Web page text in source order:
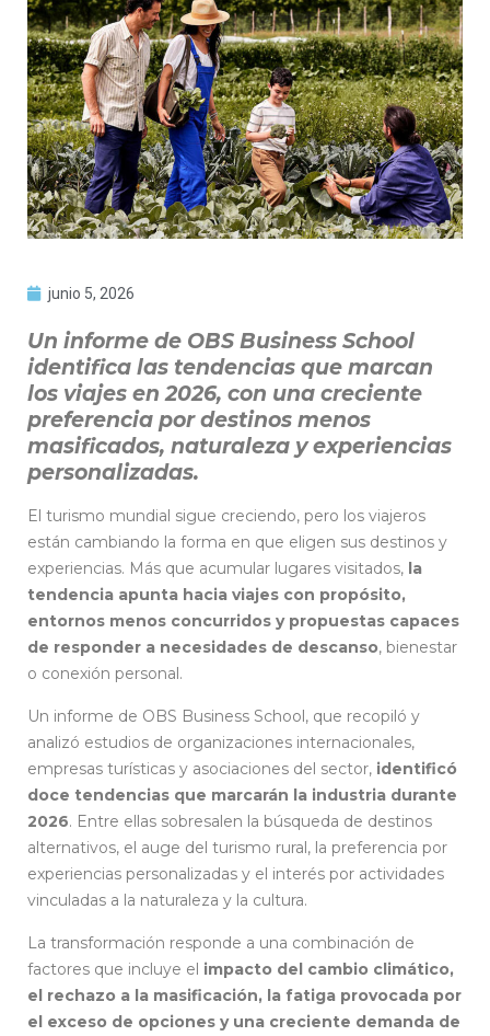
junio 5, 2026
Un informe de OBS Business School
identifica las tendencias que marcan
los viajes en 2026, con una creciente
preferencia por destinos menos
masificados, naturaleza y experiencias
personalizadas.
El turismo mundial sigue creciendo, pero los viajeros
están cambiando la forma en que eligen sus destinos y
experiencias. Más que acumular lugares visitados, la
tendencia apunta hacia viajes con propósito,
entornos menos concurridos y propuestas capaces
de responder a necesidades de descanso, bienestar
o conexión personal.
Un informe de OBS Business School, que recopiló y
analizó estudios de organizaciones internacionales,
empresas turísticas y asociaciones del sector, identificó
doce tendencias que marcarán la industria durante
2026. Entre ellas sobresalen la búsqueda de destinos
alternativos, el auge del turismo rural, la preferencia por
experiencias personalizadas y el interés por actividades
vinculadas a la naturaleza y la cultura.
La transformación responde a una combinación de
factores que incluye el impacto del cambio climático,
el rechazo a la masificación, la fatiga provocada por
el exceso de opciones y una creciente demanda de